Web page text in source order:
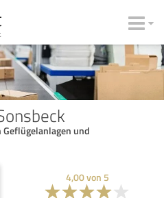
und
4,00von 5